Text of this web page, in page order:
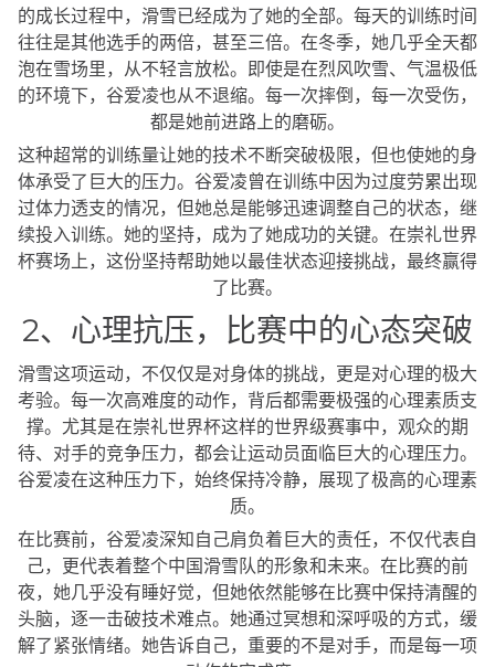
的成长过程中，滑雪已经成为了她的全部。每天的训练时间
往往是其他选手的两倍，甚至三倍。在冬季，她几乎全天都
泡在雪场里，从不轻言放松。即使是在烈风吹雪、气温极低
的环境下，谷爱凌也从不退缩。每一次摔倒，每一次受伤，
都是她前进路上的磨砺。
这种超常的训练量让她的技术不断突破极限，但也使她的身
体承受了巨大的压力。谷爱凌曾在训练中因为过度劳累出现
过体力透支的情况，但她总是能够迅速调整自己的状态，继
续投入训练。她的坚持，成为了她成功的关键。在崇礼世界
杯赛场上，这份坚持帮助她以最佳状态迎接挑战，最终赢得
了比赛。
2、心理抗压，比赛中的心态突破
滑雪这项运动，不仅仅是对身体的挑战，更是对心理的极大
考验。每一次高难度的动作，背后都需要极强的心理素质支
撑。尤其是在崇礼世界杯这样的世界级赛事中，观众的期
待、对手的竞争压力，都会让运动员面临巨大的心理压力。
谷爱凌在这种压力下，始终保持冷静，展现了极高的心理素
质。
在比赛前，谷爱凌深知自己肩负着巨大的责任，不仅代表自
己，更代表着整个中国滑雪队的形象和未来。在比赛的前
夜，她几乎没有睡好觉，但她依然能够在比赛中保持清醒的
头脑，逐一击破技术难点。她通过冥想和深呼吸的方式，缓
解了紧张情绪。她告诉自己，重要的不是对手，而是每一项